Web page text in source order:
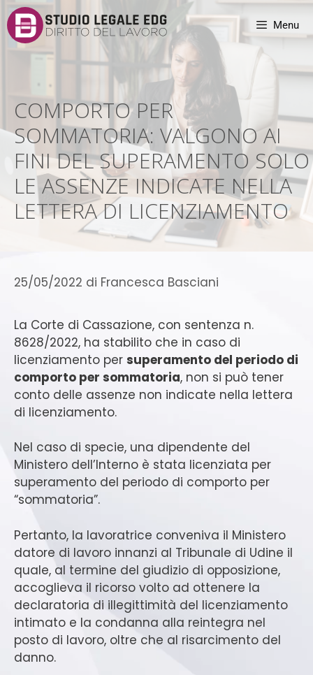
Menu
COMPORTO PER
SOMMATORIA: VALGONO AI
FINI DEL SUPERAMENTO SOLO
LE ASSENZE INDICATE NELLA
LETTERA DI LICENZIAMENTO
25/05/2022 di Francesca Basciani
La Corte di Cassazione, con sentenza n.
8628/2022, ha stabilito che in caso di
licenziamento per superamento del periodo di
comporto per sommatoria, non si può tener
conto delle assenze non indicate nella lettera
di licenziamento.
Nel caso di specie, una dipendente del
Ministero dell’Interno è stata licenziata per
superamento del periodo di comporto per
“sommatoria”.
Pertanto, la lavoratrice conveniva il Ministero
datore di lavoro innanzi al Tribunale di Udine il
quale, al termine del giudizio di opposizione,
accoglieva il ricorso volto ad ottenere la
declaratoria di illegittimità del licenziamento
intimato e la condanna alla reintegra nel
posto di lavoro, oltre che al risarcimento del
danno.